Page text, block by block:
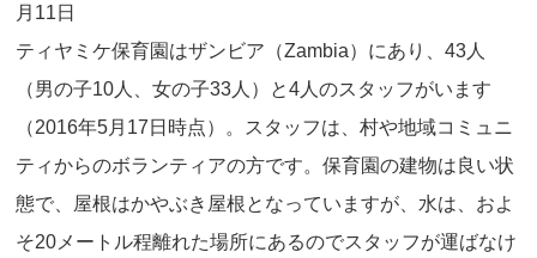
月11日
ティヤミケ保育園はザンビア（Zambia）にあり、43人
（男の子10人、女の子33人）と4人のスタッフがいます
（2016年5月17日時点）。スタッフは、村や地域コミュニ
ティからのボランティアの方です。保育園の建物は良い状
態で、屋根はかやぶき屋根となっていますが、水は、およ
そ20メートル程離れた場所にあるのでスタッフが運ばなけ